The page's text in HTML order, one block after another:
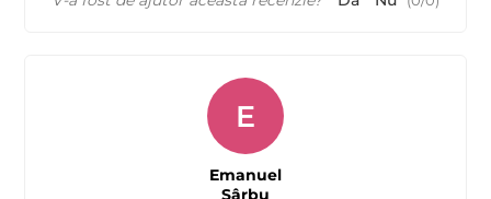
protejeaza incalzitorul de ceara
E
Emanuel
Sârbu